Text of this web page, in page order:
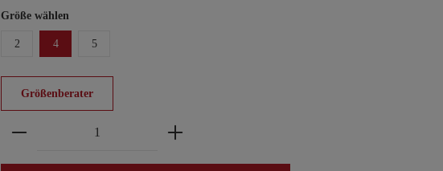
Größe wählen
2 4 5
Größenberater
Produkt Anzahl: Gib den gewünschten Wert ein oder